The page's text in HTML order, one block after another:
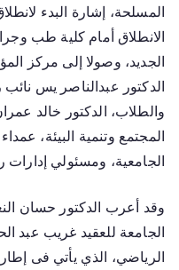
المسلحة، إشارة البدء
الانطلاق أمام كلية طب
الجديد، وصولا إلى مركز
الدكتور عبدالناصر يس
والطلاب، الدكتور خالد
المجتمع وتنمية البيئة،
الجامعية، ومسئولي إدارات
وقد أعرب الدكتور حسان
الجامعة للعقيد غريب عبد
الرياضي، الذي يأتي فى